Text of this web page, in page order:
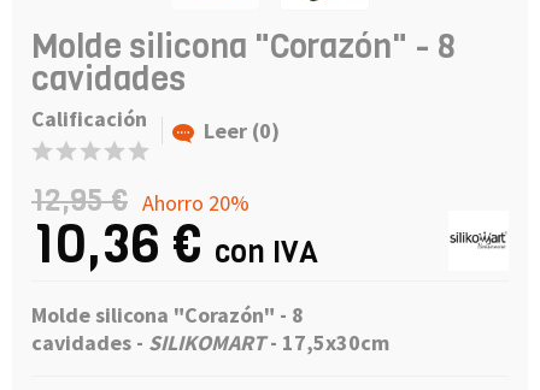
Molde silicona "Corazón" - 8
cavidades
Calificación Leer (0)
12,95 € Ahorro 20%
10,36 € con IVA
Molde silicona "Corazón" - 8
cavidades - SILIKOMART- 17,5x30cm